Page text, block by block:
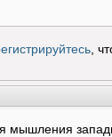
,
мышления